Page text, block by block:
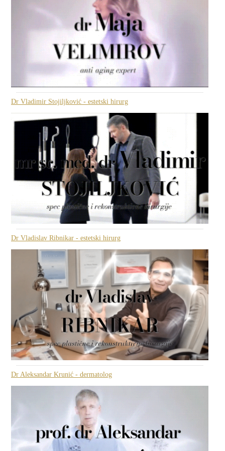
Dr Vladimir Stojiljković - estetski hirurg
Dr Vladislav Ribnikar - estetski hirurg
Dr Aleksandar Krunić - dermatolog